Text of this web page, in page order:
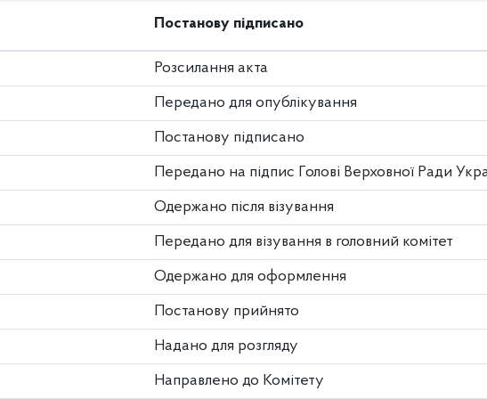
Постанову підписано
Розсилання акта
Передано для опублікування
Постанову підписано
Передано на підпис Голові Верховної Ради
Одержано після візування
Передано для візування в головний комітет
Одержано для оформлення
Постанову прийнято
Надано для розгляду
Направлено до Комітету